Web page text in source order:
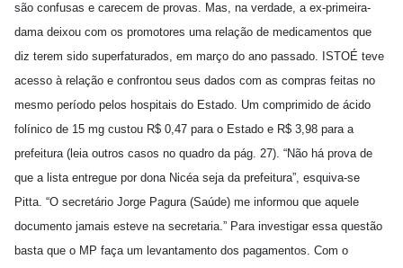
são confusas e carecem de provas. Mas, na verdade, a ex-primeira-
dama deixou com os promotores uma relação de medicamentos que
diz terem sido superfaturados, em março do ano passado. ISTOÉ teve
acesso à relação e confrontou seus dados com as compras feitas no
mesmo período pelos hospitais do Estado. Um comprimido de ácido
folínico de 15 mg custou R$ 0,47 para o Estado e R$ 3,98 para a
prefeitura (leia outros casos no quadro da pág. 27). “Não há prova de
que a lista entregue por dona Nicéa seja da prefeitura”, esquiva-se
Pitta. “O secretário Jorge Pagura (Saúde) me informou que aquele
documento jamais esteve na secretaria.” Para investigar essa questão
basta que o MP faça um levantamento dos pagamentos. Com o